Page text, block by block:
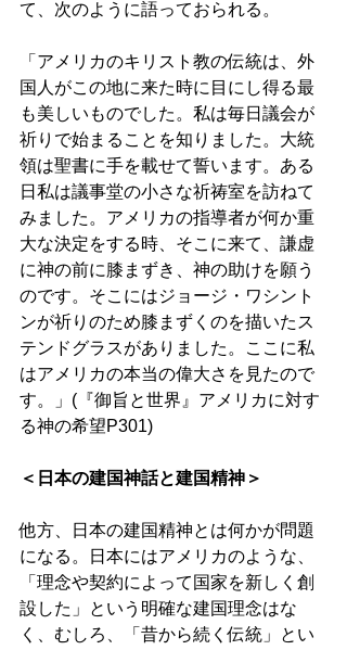
て、次のように語っておられる。
「アメリカのキリスト教の伝統は、外
国人がこの地に来た時に目にし得る最
も美しいものでした。私は毎日議会が
祈りで始まることを知りました。大統
領は聖書に手を載せて誓います。ある
日私は議事堂の小さな祈祷室を訪ねて
みました。アメリカの指導者が何か重
大な決定をする時、そこに来て、謙虚
に神の前に膝まずき、神の助けを願う
のです。そこにはジョージ・ワシント
ンが祈りのため膝まずくのを描いたス
テンドグラスがありました。ここに私
はアメリカの本当の偉大さを見たので
す。」(『御旨と世界』アメリカに対す
る神の希望P301)
＜日本の建国神話と建国精神＞
他方、日本の建国精神とは何かが問題
になる。日本にはアメリカのような、
「理念や契約によって国家を新しく創
設した」という明確な建国理念はな
く、むしろ、「昔から続く伝統」とい